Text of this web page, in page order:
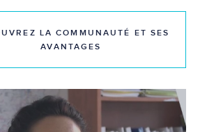
LA COMMUNAUTÉ ET SES
AVANTAGES